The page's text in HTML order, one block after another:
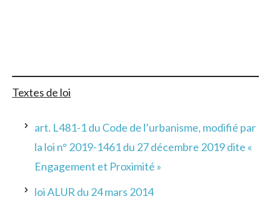
Textes de loi
art. L481-1 du Code de l’urbanisme, modifié par
la loi n° 2019-1461 du 27 décembre 2019 dite «
Engagement et Proximité »
loi ALUR du 24 mars 2014